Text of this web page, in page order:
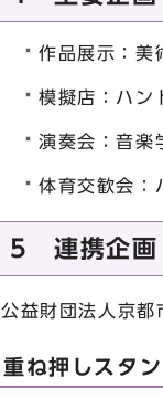
作品展示：美
模擬店：ハン
演奏会：音楽
体育交歓会：
5 連携企画
公益財団法人京都
重ね押しスタ